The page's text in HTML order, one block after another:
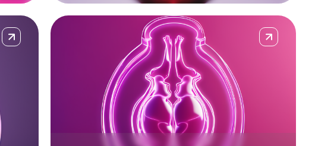
Подробнее Подробнее